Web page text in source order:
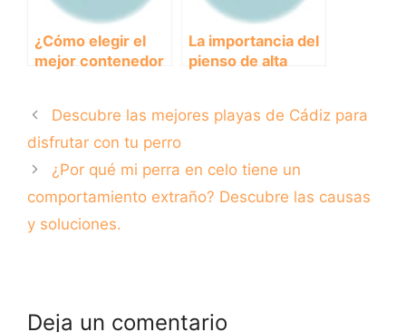
¿Cómo elegir el
mejor contenedor
La importancia del
pienso de alta
Descubre las mejores playas de Cádiz para
disfrutar con tu perro
¿Por qué mi perra en celo tiene un
comportamiento extraño? Descubre las causas
y soluciones.
Deja un comentario